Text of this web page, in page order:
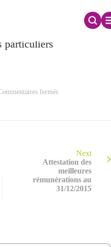
apports chargé
particuliers
ferméssur
avantages
particuliers
Next
Attestation des
meilleures
rémunérations au
31/12/2015